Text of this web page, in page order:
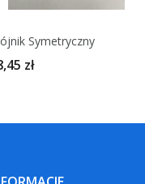
Symetryczny
zł